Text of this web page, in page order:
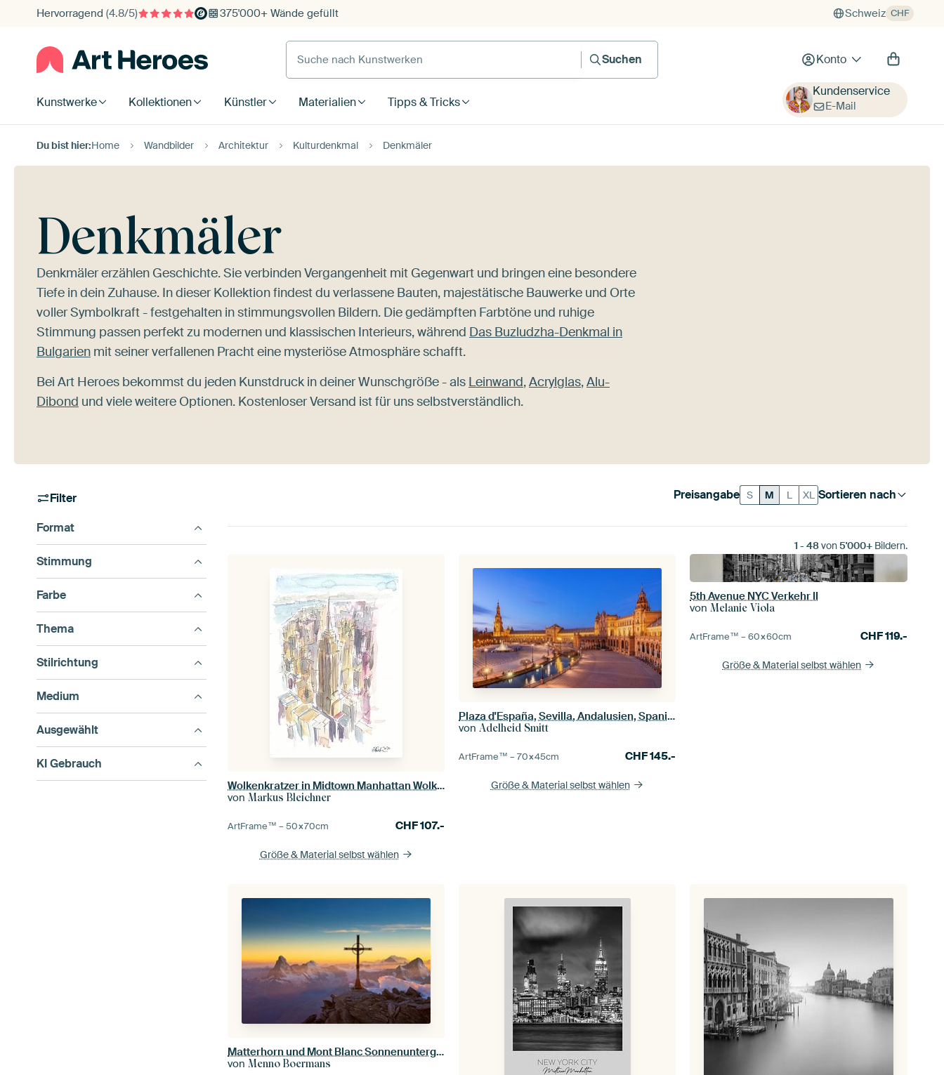
Hervorragend (4.8/5) 375'000+ Wände gefüllt Schweiz CHF
Suche nach Kunstwerken
Suchen
Konto
Kunstwerke Kollektionen Künstler Materialien Tipps & Tricks
Kundenservice
E-Mail
Du bist hier:Home Wandbilder Architektur Kulturdenkmal Denkmäler
Denkmäler
Denkmäler erzählen Geschichte. Sie verbinden Vergangenheit mit Gegenwart und bringen eine besondere
Tiefe in dein Zuhause. In dieser Kollektion findest du verlassene Bauten, majestätische Bauwerke und Orte
voller Symbolkraft - festgehalten in stimmungsvollen Bildern. Die gedämpften Farbtöne und ruhige
Stimmung passen perfekt zu modernen und klassischen Interieurs, während Das Buzludzha-Denkmal in
Bulgarien mit seiner verfallenen Pracht eine mysteriöse Atmosphäre schafft.
Bei Art Heroes bekommst du jeden Kunstdruck in deiner Wunschgröße - als Leinwand,Acrylglas,Alu-
Dibond und viele weitere Optionen. Kostenloser Versand ist für uns selbstverständlich.
Filter
Format
Stimmung
Farbe
Thema
Stilrichtung
Medium
Ausgewählt
KI Gebrauch
Sortieren nach
Preisangabe S M L XL
1 - 48von5'000+Bildern.
Wolkenkratzer in Midtown Manhattan Wolkenkratzer-Szene New York City
vonMarkus Bleichner
ArtFrame™ –50×70cm CHF107.-
Größe & Material selbst wählen
Plaza d'España, Sevilla, Andalusien, Spanien
vonAdelheid Smitt
ArtFrame™ –70×45cm CHF145.-
Größe & Material selbst wählen
5th Avenue NYC Verkehr II
vonMelanie Viola
ArtFrame™ –60×60cm CHF119.-
Größe & Material selbst wählen
Matterhorn und Mont Blanc Sonnenuntergang
vonMenno Boermans